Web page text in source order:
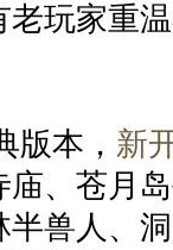
玩家重
版本， 新
、苍月
兽人、